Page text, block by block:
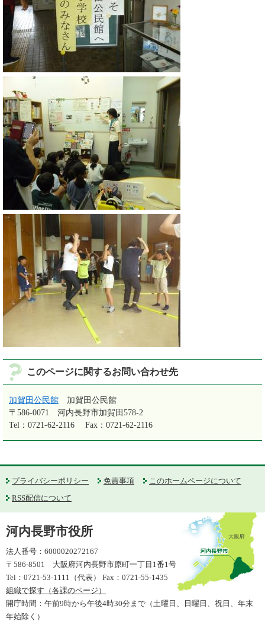
このページに関するお問い合わせ先
加賀田公民館
加賀田公民館
〒586-0071
河内長野市加賀田578-2
Tel：0721-62-2116
Fax：0721-62-2116
プライバシーポリシー 免責事項
このホームページについて
RSS配信について
河内長野市役所
法人番号：6000020272167
〒586-8501 大阪府河内長野市原町一丁目1番1号
Tel：0721-53-1111（代表） Fax：0721-55-1435
組織で探す（各課のページ）
開庁時間：午前9時から午後4時30分まで（土曜日、日曜日、祝日、年末
年始除く）